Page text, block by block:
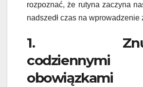
rozpoznać, że rutyna zaczyna
nadszedł czas na wprowadzenie
1.
codziennymi
obowiązkami